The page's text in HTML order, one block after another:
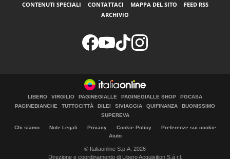
CONTENUTI SPECIALI CONTATTACI MAPPA DEL SITO
FEED RSS
ARCHIVIO
LIBERO VIRGILIO PAGINEGIALLE PAGINEGIALLE SHOP
PGCASA
PAGINEBIANCHE
TUTTOCITTÀ DILEI SIVIAGGIA QUIFINANZA
BUONISSIMO
SUPEREVA
Chi siamo Note Legali Privacy Cookie Policy
Preferenze sui cookie
Aiuto
© Italiaonline S.p.A. 2026
Direzione e coordinamento di Libero Acquisition S.á r.l.